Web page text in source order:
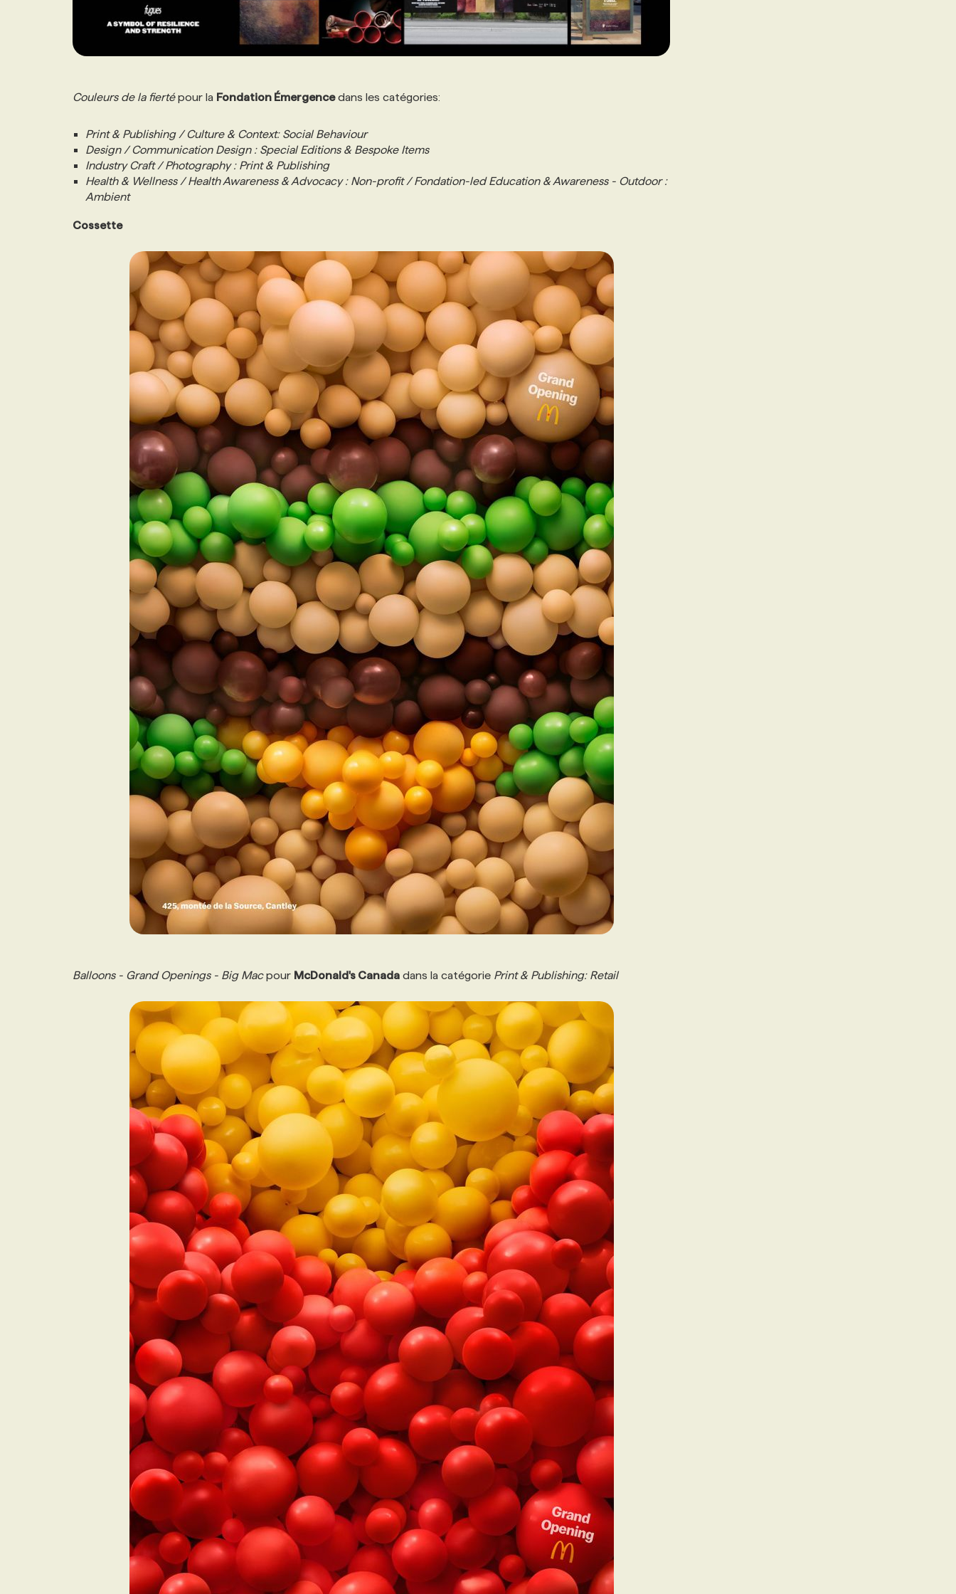
Couleurs de la fiertépour la Fondation Émergencedans les catégories:
Print & Publishing / Culture & Context: Social Behaviour
Design / Communication Design : Special Editions & Bespoke Items
Industry Craft / Photography : Print & Publishing
Health & Wellness / Health Awareness & Advocacy : Non-profit / Fondation-led Education & Awareness - Outdoor :
Ambient
Cossette
Balloons - Grand Openings - Big Macpour McDonald's Canada dans la catégorie Print & Publishing: Retail